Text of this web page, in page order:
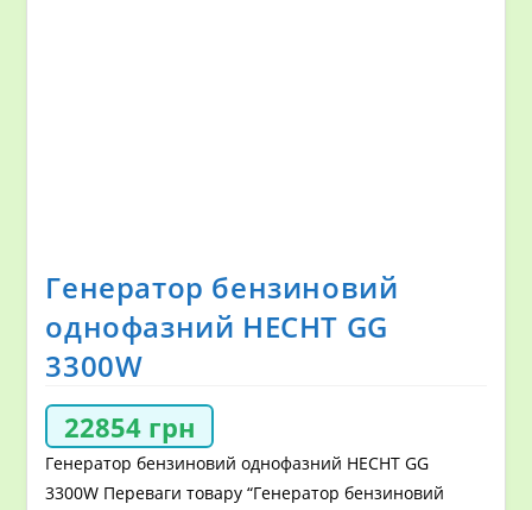
Генератор бензиновий
однофазний HECHT GG
3300W
22854 грн
Генератор бензиновий однофазний HECHT GG
3300W Переваги товару “Генератор бензиновий